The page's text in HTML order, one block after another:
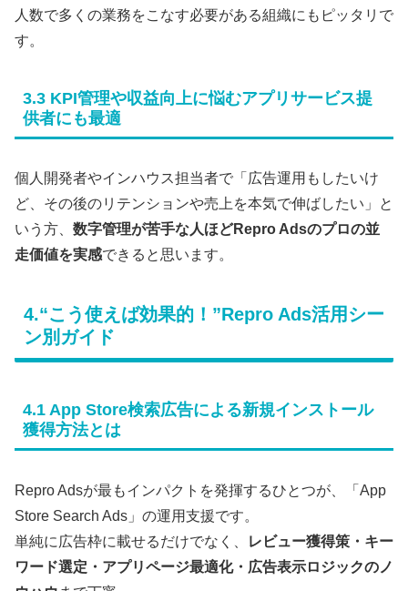
人数で多くの業務をこなす必要がある組織にもピッタリで
す。
3.3 KPI管理や収益向上に悩むアプリサービス提
供者にも最適
個人開発者やインハウス担当者で「広告運用もしたいけ
ど、その後のリテンションや売上を本気で伸ばしたい」と
いう方、 数字管理が苦手な人ほどRepro Adsのプロの並
走価値を実感できると思います。
4.“こう使えば効果的！”Repro Ads活用シー
ン別ガイド
4.1 App Store検索広告による新規インストール
獲得方法とは
Repro Adsが最もインパクトを発揮するひとつが、「App
Store Search Ads」の運用支援です。
単純に広告枠に載せるだけでなく、
レビュー獲得策・キー
ワード選定・アプリページ最適化・広告表示ロジックのノ